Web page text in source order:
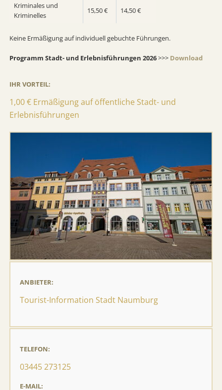
Kriminales und
Kriminelles
15,50 € 14,50 €
Keine Ermäßigung auf individuell gebuchte Führungen.
Programm Stadt- und Erlebnisführungen 2026>>> Download
IHR VORTEIL:
1,00 € Ermäßigung auf öffentliche Stadt- und
Erlebnisführungen
ANBIETER:
Tourist-Information Stadt Naumburg
TELEFON:
03445 273125
E-MAIL: